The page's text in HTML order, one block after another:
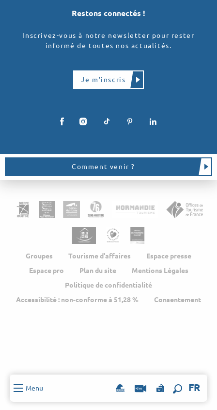
Menu
Recherche
FR
Restons connectés !
Inscrivez-vous à notre newsletter pour rester
informé de toutes nos actualités.
Je m'inscris
Comment venir ?
Groupes Tourisme d'affaires
Espace presse
Espace pro
Plan du site
Mentions Légales
Politique de confidentialité
Accessibilité : non-conforme à 51,28 %
Consentement